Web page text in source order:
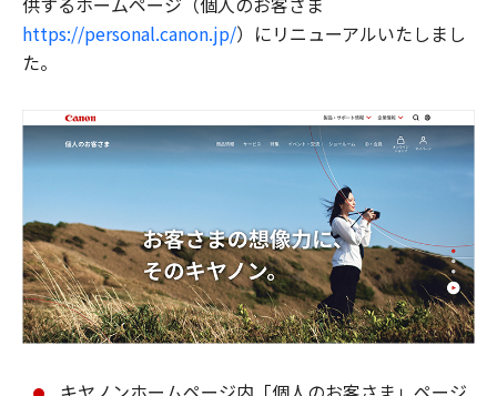
https://personal.canon.jp/）にリニューアルいたしまし
た。